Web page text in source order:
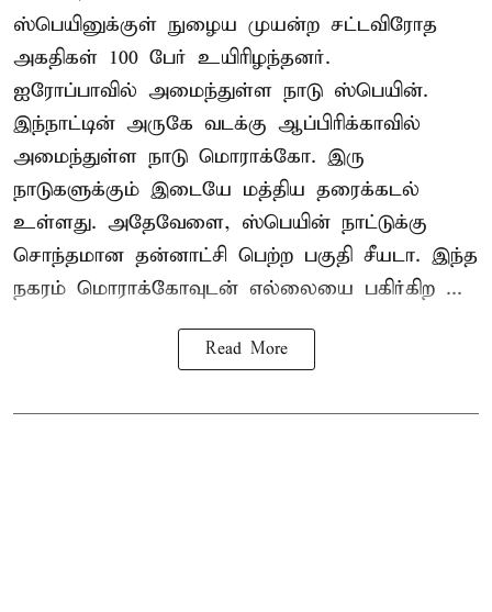
ஸ்பெயினுக்குள் நுழைய முயன்ற சட்டவிரோத
அகதிகள் 100 பேர் உயிரிழந்தனர்.
ஐரோப்பாவில் அமைந்துள்ள நாடு ஸ்பெயின்.
இந்நாட்டின் அருகே வடக்கு ஆப்பிரிக்காவில்
அமைந்துள்ள நாடு மொராக்கோ. இரு
நாடுகளுக்கும் இடையே மத்திய தரைக்கடல்
உள்ளது. அதேவேளை, ஸ்பெயின் நாட்டுக்கு
சொந்தமான தன்னாட்சி பெற்ற பகுதி சீயடா. இந்த
நகரம் மொராக்கோவுடன் எல்லையை பகிர்கிற ...
Read More